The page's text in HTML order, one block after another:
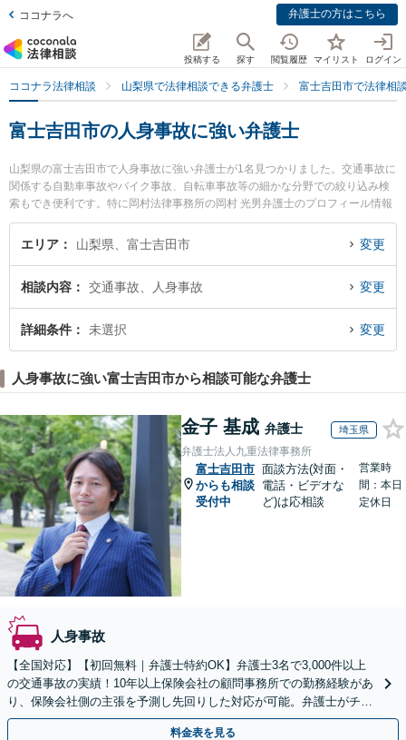
ココナラへ 弁護士の方はこちら
投稿する 探す 閲覧履歴 マイリスト ログイン
ココナラ法律相談 山梨県で法律相談できる弁護士 富士吉田市で法律相
富士吉田市の人身事故に強い弁護士
山梨県の富士吉田市で人身事故に強い弁護士が1名見つかりました。交通事故に
関係する自動車事故やバイク事故、自転車事故等の細かな分野での絞り込み検
索もでき便利です。特に岡村法律事務所の岡村 光男弁護士のプロフィール情報
や弁護士費用、強みなどが注目されています。『富士吉田市で土日や夜間に発
生した人身事故のトラブルを今すぐに弁護士に相談したい』『人身事故のトラ
談者さんにおすすめです。
エリア 山梨県、富士吉田市 変更
相談内容 交通事故、人身事故 変更
詳細条件 未選択 変更
人身事故に強い富士吉田市から相談可能な弁護士
金子 基成 弁護士 埼玉県
弁護士法人九重法律事務所
富士吉田市
からも相談
受付中
面談方法(対面・
電話・ビデオな
ど)は応相談
営業時
間：本日
定休日
人身事故
【全国対応】【初回無料｜弁護士特約OK】弁護士3名で3,000件以上
の交通事故の実績！10年以上保険会社の顧問事務所での勤務経験があ
り、保険会社側の主張を予測し先回りした対応が可能。弁護士がチー
ムとなり示談交渉、休業損害、後遺障害等に対応。
料金表を見る